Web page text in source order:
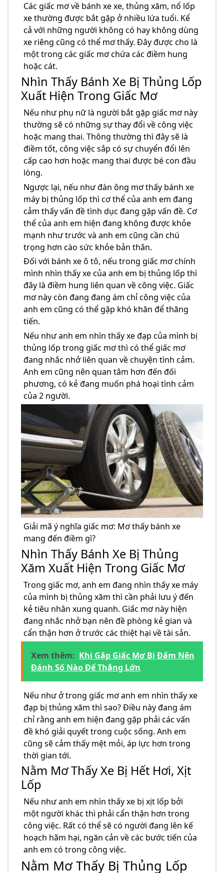
Các giấc mơ về bánh xe xe, thủng xăm, nổ lốp
xe thường được bắt gặp ở nhiều lứa tuổi. Kể
cả với những người không có hay không dùng
xe riêng cũng có thể mơ thấy. Đây được cho là
một trong các giấc mơ chứa các điềm hung
hoặc cát.
Nhìn Thấy Bánh Xe Bị Thủng Lốp
Xuất Hiện Trong Giấc Mơ
Nếu như phụ nữ là người bắt gặp giấc mơ này
thường sẽ có những sự thay đổi về công việc
hoặc mang thai. Thông thường thì đây sẽ là
điềm tốt, công việc sắp có sự chuyển đổi lên
cấp cao hơn hoặc mang thai được bé con đầu
lòng.
Ngược lại, nếu như đàn ông mơ thấy bánh xe
máy bị thủng lốp thì cơ thể của anh em đang
cảm thấy vấn đề tình dục đang gặp vấn đề. Cơ
thể của anh em hiện đang không được khỏe
mạnh như trước và anh em cũng cần chú
trọng hơn cào sức khỏe bản thân.
Đối với bánh xe ô tô, nếu trong giấc mơ chính
mình nhìn thấy xe của anh em bị thủng lốp thì
đây là điềm hung liên quan về công việc. Giấc
mơ này còn đang đang ám chỉ công việc của
anh em cũng có thể gặp khó khăn để thăng
tiến.
Nếu như anh em nhìn thấy xe đạp của mình bị
thủng lốp trong giấc mơ thì có thể giấc mơ
đang nhắc nhở liên quan về chuyện tình cảm.
Anh em cũng nên quan tâm hơn đến đối
phương, có kẻ đang muốn phá hoại tình cảm
của 2 người.
Giải mã ý nghĩa giấc mơ: Mơ thấy bánh xe
mang đến điềm gì?
Nhìn Thấy Bánh Xe Bị Thủng
Xăm Xuất Hiện Trong Giấc Mơ
Trong giấc mơ, anh em đang nhìn thấy xe máy
của mình bị thủng xăm thì cần phải lưu ý đến
kẻ tiêu nhân xung quanh. Giấc mơ này hiện
đang nhắc nhở bạn nên đề phòng kẻ gian và
cẩn thận hơn ở trước các thiệt hại về tài sản.
Xem thêm: Khi Gặp Giấc Mơ Bị Đấm Nên
Đánh Số Nào Để Thắng Lớn
Nếu như ở trong giấc mơ anh em nhìn thấy xe
đạp bị thủng xăm thì sao? Điều này đang ám
chỉ rằng anh em hiện đang gặp phải các vấn
đề khó giải quyết trong cuộc sống. Anh em
cũng sẽ cảm thấy mệt mỏi, áp lực hơn trong
thời gian tới.
Nằm Mơ Thấy Xe Bị Hết Hơi, Xịt
Lốp
Nếu như anh em nhìn thấy xe bị xịt lốp bởi
một người khác thì phải cẩn thận hơn trong
công việc. Rất có thể sẽ có người đang lên kế
hoạch hãm hại, ngăn cản về các bước tiến của
anh em có trong công việc.
Nằm Mơ Thấy Bị Thủng Lốp